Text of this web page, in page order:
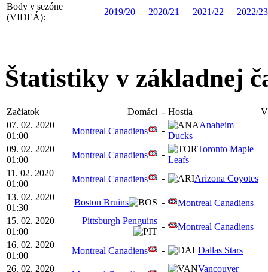
Body v sezóne
(VIDEÁ):
2019/20 2020/21 2021/22 2022/23
Štatistiky v základnej
Začiatok Domáci - Hostia
07. 02. 2020
01:00
Montreal Canadiens -
Anaheim
Ducks
09. 02. 2020
01:00
Montreal Canadiens -
Toronto Maple
Leafs
11. 02. 2020
01:00
Montreal Canadiens -
Arizona Coyotes
13. 02. 2020
01:30
Boston Bruins -
Montreal Canadiens
15. 02. 2020
01:00
Pittsburgh Penguins
-
Montreal Canadiens
16. 02. 2020
01:00
Montreal Canadiens -
Dallas Stars
26. 02. 2020
Vancouver